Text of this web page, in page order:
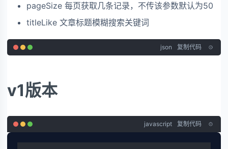
pageSize 每页获取几条记录，不传该参数默认为50
titleLike 文章标题模糊搜索关键词
json 复制代码
v1版本
javascript 复制代码